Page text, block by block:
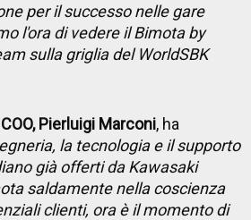
per il successo nelle gare
l'ora di vedere il Bimota by
sulla griglia del WorldSBK
Pierluigi Marconi, ha
la tecnologia e il supporto
già offerti da Kawasaki
saldamente nella coscienza
clienti, ora è il momento di